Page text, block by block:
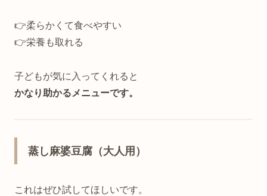
👉柔らかくて食べやすい
👉栄養も取れる
子どもが気に入ってくれると
かなり助かるメニューです。
蒸し麻婆豆腐（大人用）
これはぜひ試してほしいです。